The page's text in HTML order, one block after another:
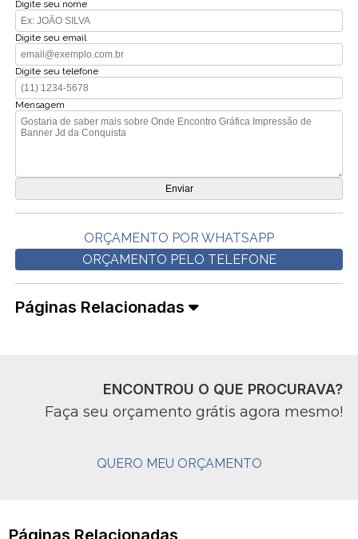
Digite seu nome
Digite seu email
Digite seu telefone
Mensagem
ORÇAMENTO POR WHATSAPP
ORÇAMENTO PELO TELEFONE
Páginas Relacionadas
ENCONTROU O QUE PROCURAVA?
Faça seu orçamento grátis agora mesmo!
QUERO MEU ORÇAMENTO
Páginas Relacionadas